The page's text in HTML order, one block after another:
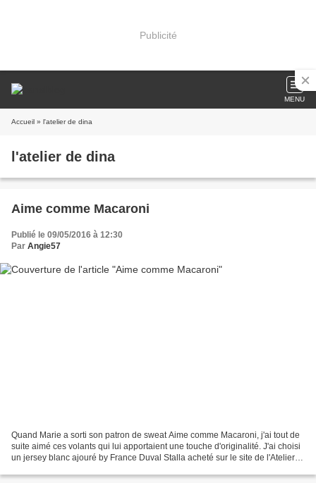
Publicité
MENU
Accueil » l'atelier de dina
l'atelier de dina
Aime comme Macaroni
Publié le 09/05/2016 à 12:30
Par Angie57
Quand Marie a sorti son patron de sweat Aime comme Macaroni, j'ai tout de
suite aimé ces volants qui lui apportaient une touche d'originalité. J'ai choisi
un jersey blanc ajouré by France Duval Stalla acheté sur le site de l'Atelier